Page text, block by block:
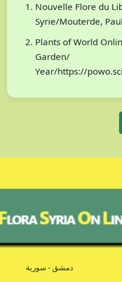
Nouvelle Flore du
Syrie/Mouterde,
Plants of World
Garden/
Year/https://
دمشق - سورية